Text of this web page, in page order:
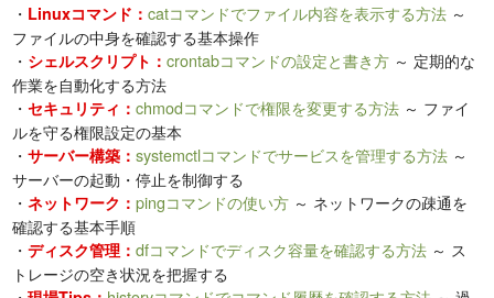
・ Linuxコマンド：catコマンドでファイル内容を表示する方法 ～
ファイルの中身を確認する基本操作
・ シェルスクリプト：crontabコマンドの設定と書き方 ～ 定期的な
作業を自動化する方法
・セキュリティ：chmodコマンドで権限を変更する方法 ～ ファイ
ルを守る権限設定の基本
・サーバー構築：systemctlコマンドでサービスを管理する方法 ～
サーバーの起動・停止を制御する
・ネットワーク：pingコマンドの使い方 ～ ネットワークの疎通を
確認する基本手順
・ディスク管理：dfコマンドでディスク容量を確認する方法 ～ ス
トレージの空き状況を把握する